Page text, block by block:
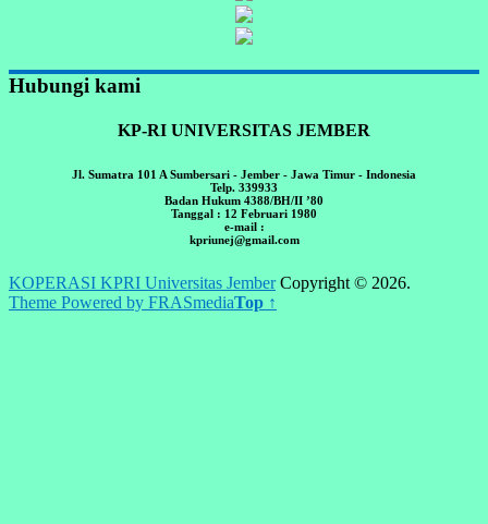
Hubungi kami
KP-RI UNIVERSITAS JEMBER
Jl. Sumatra 101 A Sumbersari - Jember - Jawa Timur - Indonesia
Telp. 339933
Badan Hukum 4388/BH/II ’80
Tanggal : 12 Februari 1980
e-mail :
kpriunej@gmail.com
KOPERASI KPRI Universitas JemberCopyright © 2026.
Theme Powered by FRASmediaTop ↑